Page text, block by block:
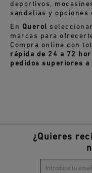
deportivos,
sandalias y opciones
En Querol
marcas para
Compra online con
rápida de 24 a 72
pedidos superiores a
¿Quieres